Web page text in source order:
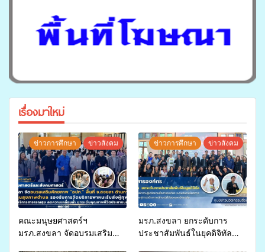
เรื่องมาใหม่
ข่าวการศึกษา ข่าวสังคม
คณะมนุษยศาสตร์ฯ
มรภ.สงขลา จัดอบรมเสริม
ข่าวการศึกษา ข่าวสังคม
มรภ.สงขลา ยกระดับการ
ประชาสัมพันธ์ในยุคดิจิทัล